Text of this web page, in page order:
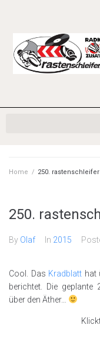
Home / 250.
250.
By Olaf In 2015
Cool. Das Kradblatt hat
berichtet. Die geplante
über den Äther…